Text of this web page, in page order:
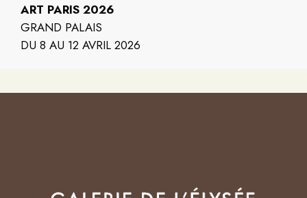
ART PARIS 2026
GRAND PALAIS
DU 8 AU 12 AVRIL 2026